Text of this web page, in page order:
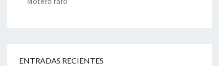
ENTRADAS RECIENTES